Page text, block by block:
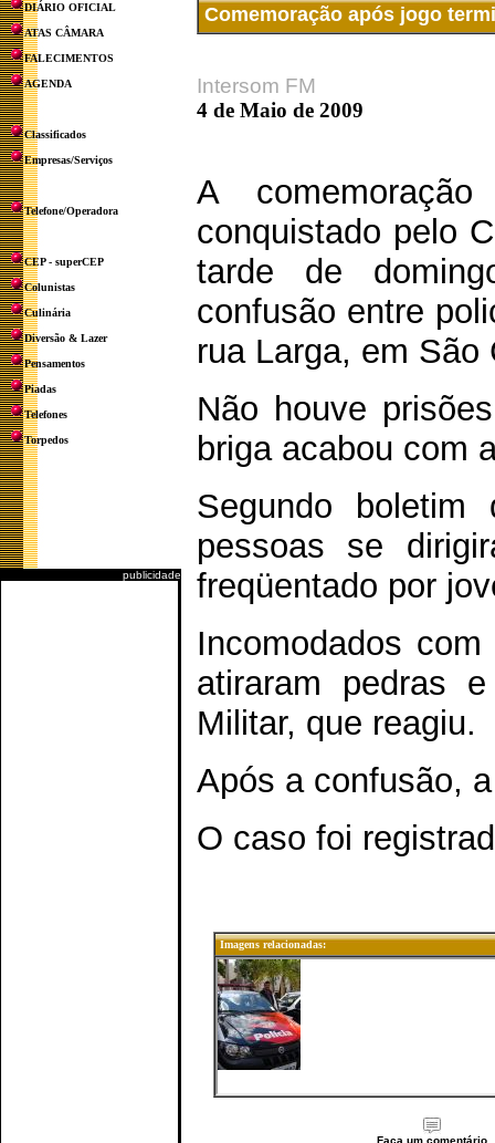
DIÁRIO OFICIAL
ATAS CÂMARA
FALECIMENTOS
AGENDA
Classificados
Empresas/Serviços
Telefone/Operadora
CEP - superCEP
Colunistas
Culinária
Diversão & Lazer
Pensamentos
Piadas
Telefones
Torpedos
publicidade
Comemoração após jogo
Intersom FM
4 de Maio de 2009
A
conquistado pelo
tarde de
confusão entre
rua Larga, em São
Não houve
briga acabou com
Segundo
pessoas se
freqüentado por
Incomodados
atiraram pedras
Militar, que reagiu.
Após a confusão,
O caso foi
Imagens relacionadas:
Faça um comentário